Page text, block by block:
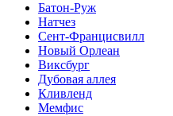
Батон-Руж
Натчез
Сент-Францисвилл
Новый Орлеан
Виксбург
Дубовая аллея
Кливленд
Мемфис